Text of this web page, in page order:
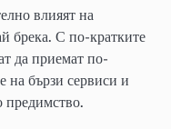
влияят на
брека. С по-кратките
да приемат по-
на бързи сервиси и
предимство.